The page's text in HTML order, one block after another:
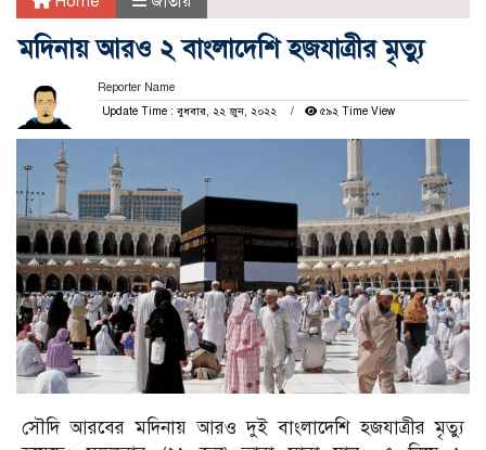
মদিনায় আরও ২ বাংলাদেশি হজযাত্রীর মৃত্যু
Reporter Name
Update Time : বুধবার, ২২ জুন, ২০২২
৫৯২ Time View
সৌদি আরবের মদিনায় আরও দুই বাংলাদেশি হজযাত্রীর মৃত্যু